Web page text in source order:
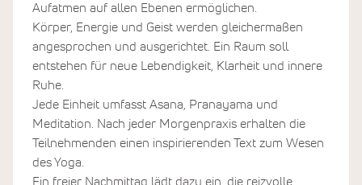
Aufatmen auf allen Ebenen ermöglichen.
Körper, Energie und Geist werden gleichermaßen
angesprochen und ausgerichtet. Ein Raum soll
entstehen für neue Lebendigkeit, Klarheit und innere
Ruhe.
Jede Einheit umfasst Asana, Pranayama und
Meditation. Nach jeder Morgenpraxis erhalten die
Teilnehmenden einen inspirierenden Text zum Wesen
des Yoga.
Ein freier Nachmittag lädt dazu ein, die reizvolle